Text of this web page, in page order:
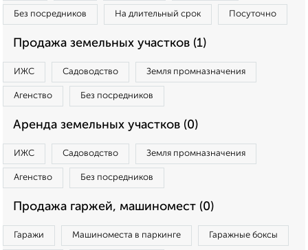
Без посредников На длительный срок Посуточно
Продажа земельных участков (1)
ИЖС Садоводство Земля промназначения
Агенство Без посредников
Аренда земельных участков (0)
ИЖС Садоводство Земля промназначения
Агенство Без посредников
Продажа гаржей, машиномест (0)
Гаражи Машиноместа в паркинге Гаражные боксы